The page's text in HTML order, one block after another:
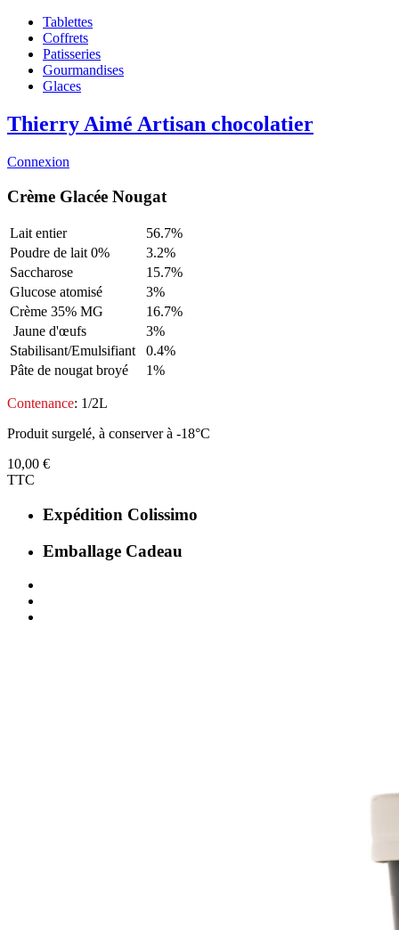
Tablettes
Coffrets
Patisseries
Gourmandises
Glaces
Thierry Aimé Artisan chocolatier
Connexion
Crème Glacée Nougat
Lait entier
56.7%
Poudre de lait 0%
3.2%
Saccharose
15.7%
Glucose atomisé
3%
Crème 35% MG
16.7%
Jaune d'œufs
3%
Stabilisant/Emulsifiant
0.4%
Pâte de nougat broyé
1%
Contenance: 1/2L
Produit surgelé, à conserver à -18°C
10,00 €
TTC
Expédition Colissimo
Emballage Cadeau